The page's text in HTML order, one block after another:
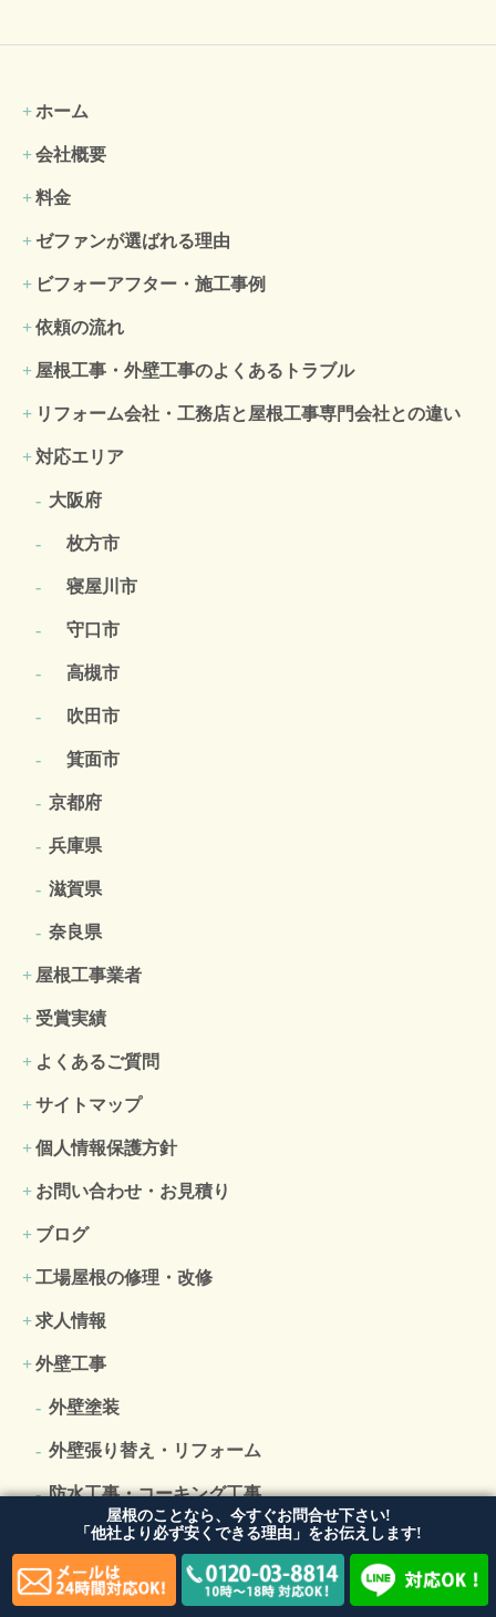
ホーム
会社概要
料金
ゼファンが選ばれる理由
ビフォーアフター・施工事例
依頼の流れ
屋根工事・外壁工事のよくある トラブル
リフォーム会社・工務店と屋根工事専門会社との違い
対応エリア
大阪府
枚方市
寝屋川市
守口市
高槻市
吹田市
箕面市
京都府
兵庫県
滋賀県
奈良県
屋根工事業者
受賞実績
よくあるご質問
サイトマップ
個人情報保護方針
お問い合わせ・お見積り
ブログ
工場屋根の修理・改修
求人情報
外壁工事
外壁塗装
外壁張り替え・リフォーム
防水工事・コーキング工事
雨漏り修理・補修
屋根工事
屋根のことなら、今すぐお問合せ下さい!
「他社より必ず安くできる理由」をお伝えします!